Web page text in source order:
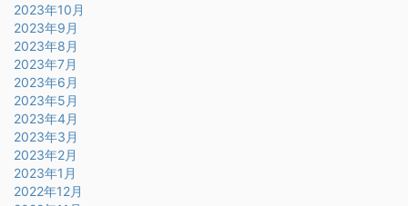
2023年10月
2023年9月
2023年8月
2023年7月
2023年6月
2023年5月
2023年4月
2023年3月
2023年2月
2023年1月
2022年12月